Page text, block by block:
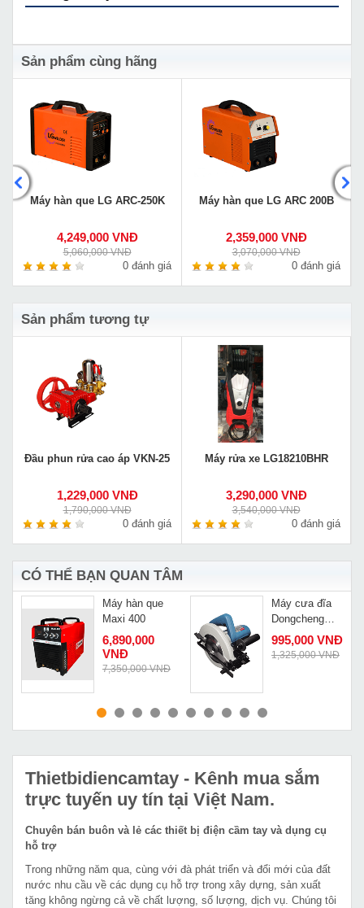
Sản phẩm cùng hãng
Máy hàn que LG ARC-250K
4,249,000 VNĐ
5,060,000 VNĐ
0 đánh giá
Máy hàn que LG ARC 200B
2,359,000 VNĐ
3,070,000 VNĐ
0 đánh giá
Sản phẩm tương tự
Đầu phun rửa cao áp VKN-25
1,229,000 VNĐ
1,790,000 VNĐ
0 đánh giá
Máy rửa xe LG18210BHR
3,290,000 VNĐ
3,540,000 VNĐ
0 đánh giá
CÓ THỂ BẠN QUAN TÂM
MUA NGAY
Máy hàn que
Maxi 400
6,890,000
VNĐ
7,350,000 VNĐ
MUA NGAY
Máy cưa đĩa
Dongcheng
DM02 185
995,000 VNĐ
1,325,000 VNĐ
Thietbidiencamtay - Kênh mua sắm
trực tuyến uy tín tại Việt Nam.
Chuyên bán buôn và lẻ các thiết bị điện cầm tay và dụng cụ
hỗ trợ
Trong những năm qua, cùng với đà phát triển và đổi mới của đất
nước nhu cầu về các dụng cụ hỗ trợ trong xây dựng, sản xuất
tăng không ngừng cả về chất lượng, số lượng, dịch vụ. Chúng tôi